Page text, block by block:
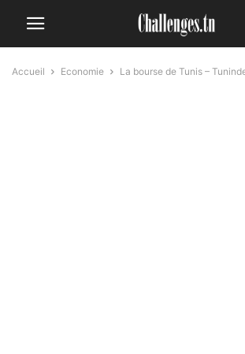
Accueil Economie La bourse de Tunis –